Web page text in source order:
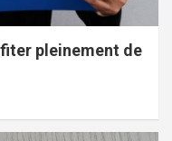
pleinement de